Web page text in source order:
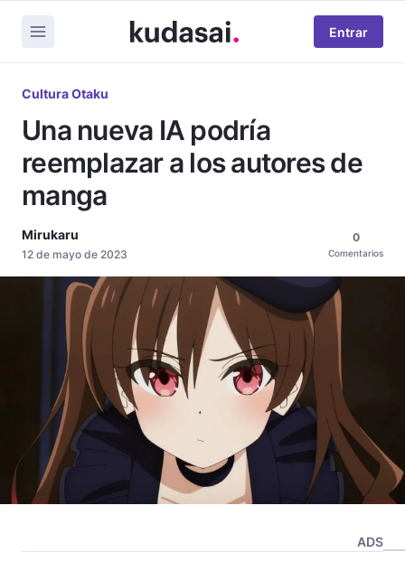
Entrar
Cultura Otaku
Una nueva IA podría
reemplazar a los autores de
manga
Mirukaru
12 de mayo de 2023
0
Comentarios
ADS